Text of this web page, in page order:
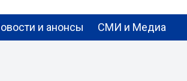
и анонсы СМИ и Медиа